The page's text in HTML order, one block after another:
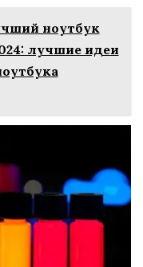
ноутбук
лучшие идеи